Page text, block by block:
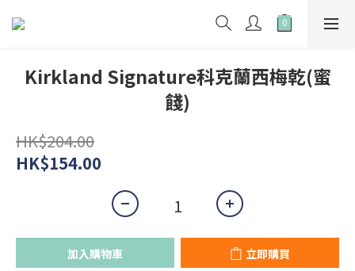
Kirkland Signature科克蘭西梅乾(蜜
餞)
HK$204.00
HK$154.00
加入購物車 立即購買